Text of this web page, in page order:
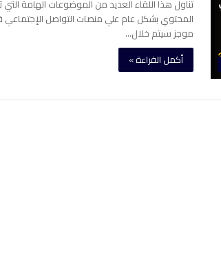
تناول هذا اللقاء العديد من الموضوعات الهامة
المحتوي بشكل عام علي منصات التواصل
موجز سيتم خلال…
أكمل القراءة »